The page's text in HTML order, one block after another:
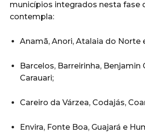
municípios integrados nesta fase
contempla:
Anamã, Anori, Atalaia do Norte
Barcelos, Barreirinha, Benjamin
Carauari;
Careiro da Várzea, Codajás,
Envira, Fonte Boa, Guajará e